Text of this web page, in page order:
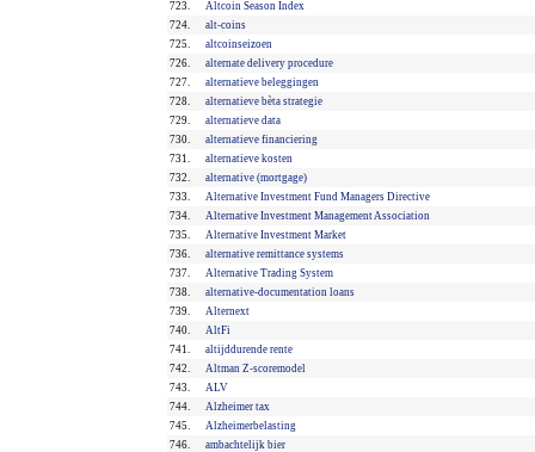
723.
Altcoin Season Index
724.
alt-coins
725.
altcoinseizoen
726.
alternate delivery procedure
727.
alternatieve beleggingen
728.
alternatieve bèta strategie
729.
alternatieve data
730.
alternatieve financiering
731.
alternatieve kosten
732.
alternative (mortgage)
733.
Alternative Investment Fund Managers Directive
734.
Alternative Investment Management Association
735.
Alternative Investment Market
736.
alternative remittance systems
737.
Alternative Trading System
738.
alternative-documentation loans
739.
Alternext
740.
AltFi
741.
altijddurende rente
742.
Altman Z-scoremodel
743.
ALV
744.
Alzheimer tax
745.
Alzheimerbelasting
746.
ambachtelijk bier